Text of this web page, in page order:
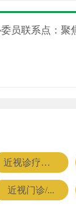
员联系点：聚
近视诊疗专科
近视门诊/...